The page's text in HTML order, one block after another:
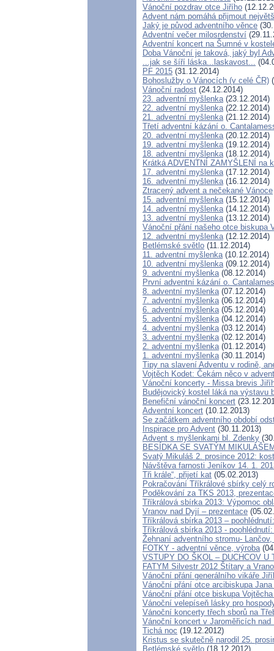
Vánoční pozdrav otce Jiřího
Advent nám pomáhá přijmout
Jaký je původ adventního věnce
Adventní večer milosrdenství
Adventní koncert na Šumné v
Doba Vánoční je taková, jaký byl
...jak se šíří láska...laskavost...
PF 2015 (31.12.2014)
Bohoslužby o Vánocích (v celé ČR)
Vánoční radost (24.12.2014)
23. adventní myšlenka(23.12.2014)
22. adventní myšlenka(22.12.2014)
21. adventní myšlenka(21.12.2014)
Třetí adventní kázání o.
20. adventní myšlenka(20.12.2014)
19. adventní myšlenka(19.12.2014)
18. adventní myšlenka(18.12.2014)
Krátká ADVENTNÍ ZAMYŠLENÍ na
17. adventní myšlenka(17.12.2014)
16. adventní myšlenka(16.12.2014)
Ztracený advent a nečekané Vánoce
15. adventní myšlenka(15.12.2014)
14. adventní myšlenka(14.12.2014)
13. adventní myšlenka(13.12.2014)
Vánoční přání našeho otce biskupa
12. adventní myšlenka(12.12.2014)
Betlémské světlo (11.12.2014)
11. adventní myšlenka(10.12.2014)
10. adventní myšlenka(09.12.2014)
9. adventní myšlenka(08.12.2014)
První adventní kázání o.
8. adventní myšlenka(07.12.2014)
7. adventní myšlenka(06.12.2014)
6. adventní myšlenka(05.12.2014)
5. adventní myšlenka(04.12.2014)
4. adventní myšlenka(03.12.2014)
3. adventní myšlenka(02.12.2014)
2. adventní myšlenka(01.12.2014)
1. adventní myšlenka(30.11.2014)
Tipy na slavení Adventu v rodině,
Vojtěch Kodet: Čekám něco v
Vánoční koncerty - Missa brevis
Budějovický kostel láká na výstavu
Benefiční vánoční koncert
Adventní koncert (10.12.2013)
Se začátkem adventního období
Inspirace pro Advent (30.11.2013)
Advent s myšlenkami bl. Zdenky
BESÍDKA SE SVATÝM
Svatý Mikuláš 2. prosince 2012:
Návštěva farnosti Jeníkov 14. 1.
Tři krále“, přijetí kat (05.02.2013)
Pokračování Tříkrálové sbírky celý
Poděkování za TKS 2013,
Tříkrálová sbírka 2013: Výpomoc
Vranov nad Dyjí – prezentace
Tříkrálová sbírka 2013 –
Tříkrálová sbírka 2013 -
Žehnaní adventního stromu-
FOTKY - adventní věnce, výroba
VSTUPY DO ŠKOL – DUCHCOV U
FATYM Silvestr 2012 Štítary a
Vánoční přání generálního vikáře
Vánoční přání otce arcibiskupa Jana
Vánoční přání otce biskupa
Vánoční velepíseň lásky pro
Vánoční koncerty třech sborů na
Vánoční koncert v Jaroměřicích nad
Tichá noc (19.12.2012)
Kristus se skutečně narodil 25.
Betlémské světlo (18.12.2012)